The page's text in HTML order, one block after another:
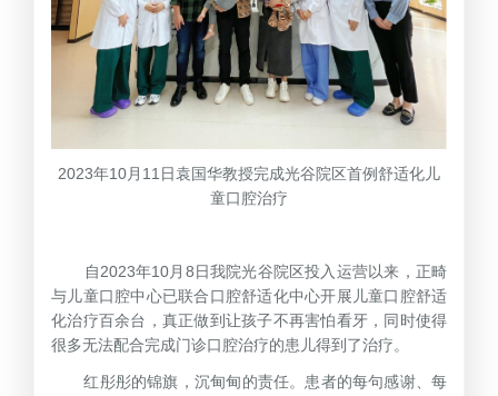
2023年10月11日袁国华教授完成光谷院区首例舒适化儿
童口腔治疗
自2023年10月8日我院光谷院区投入运营以来，正畸
与儿童口腔中心已联合口腔舒适化中心开展儿童口腔舒适
化治疗百余台，真正做到让孩子不再害怕看牙，同时使得
很多无法配合完成门诊口腔治疗的患儿得到了治疗。
红彤彤的锦旗，沉甸甸的责任。患者的每句感谢、每